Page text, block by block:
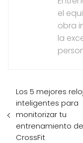
el
obra
la
Los 5 mejores
inteligentes para
monitorizar tu
entrenamiento de
CrossFit